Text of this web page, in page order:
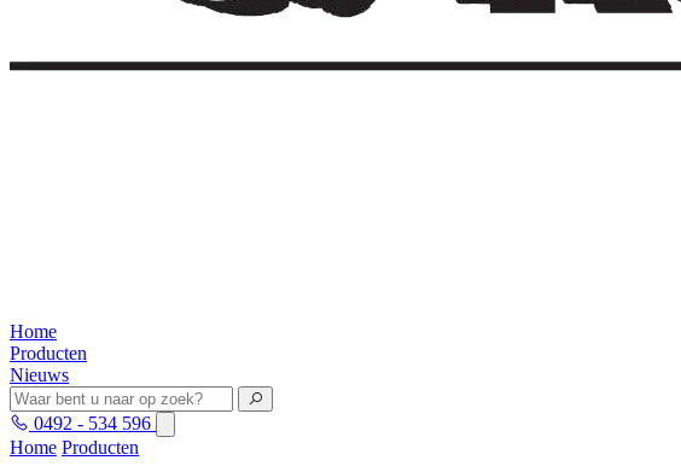
Home
Producten
Nieuws
0492 - 534 596
Home Producten